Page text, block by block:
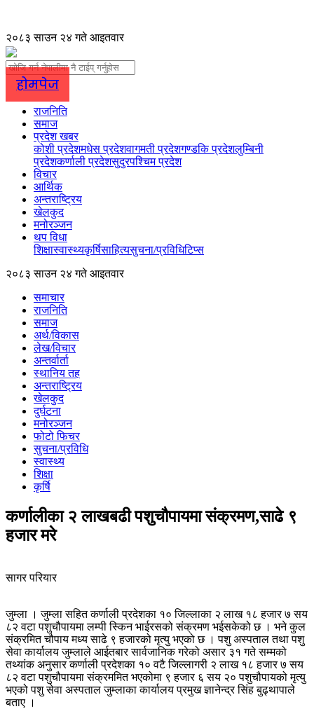
२०८३ साउन २४ गते आइतवार
होमपेज
राजनिति
समाज
प्रदेश खबर
कोशी प्रदेशमधेस प्रदेशवागमती प्रदेशगण्डकि प्रदेशलुम्बिनी
प्रदेशकर्णाली प्रदेशसुदुरपश्चिम प्रदेश
विचार
आर्थिक
अन्तराष्ट्रिय
खेलकुद
मनोरञ्जन
थप विधा
शिक्षास्वास्थ्यकृर्षिसाहित्यसुचना/प्रविधिटिप्स
२०८३ साउन २४ गते आइतवार
समाचार
राजनिति
समाज
अर्थ/विकास
लेख/विचार
अन्तर्वार्ता
स्थानिय तह
अन्तराष्ट्रिय
खेलकुद
दुर्घटना
मनोरञ्जन
फोटो फिचर
सुचना/प्रविधि
स्वास्थ्य
शिक्षा
कृर्षि
कर्णालीका २ लाखबढी पशुचौपायमा संक्रमण,साढे ९
हजार मरे
सागर परियार
जुम्ला । जुम्ला सहित कर्णाली प्रदेशका १० जिल्लाका २ लाख १८ हजार ७ सय
८२ वटा पशुचौपायमा लम्पी स्किन भाईरसको संक्रमण भईसकेको छ । भने कुल
संक्रमित चौपाय मध्य साढे ९ हजारको मृत्यु भएको छ । पशु अस्पताल तथा पशु
सेवा कार्यालय जुम्लाले आईतबार सार्वजानिक गरेको असार ३१ गते सम्मको
तथ्यांक अनुसार कर्णाली प्रदेशका १० वटै जिल्लागरी २ लाख १८ हजार ७ सय
८२ वटा पशुचौपायमा संक्रममित भएकोमा ९ हजार ६ सय २० पशुचौपायको मृत्यु
भएको पशु सेवा अस्पताल जुम्लाका कार्यालय प्रमुख ज्ञानेन्द्र सिंह बुढ्थापाले
बताए ।